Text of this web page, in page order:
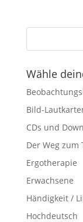
Wähle
Bild-
CDs und
Der Weg zum
Ergotherapie
Erwachsene
Händigkeit /
Hochdeutsch